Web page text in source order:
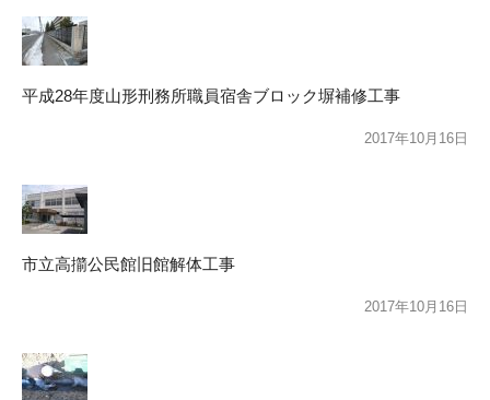
平成28年度山形刑務所職員宿舎ブロック塀補修工事
2017年10月16日
市立高擶公民館旧館解体工事
2017年10月16日